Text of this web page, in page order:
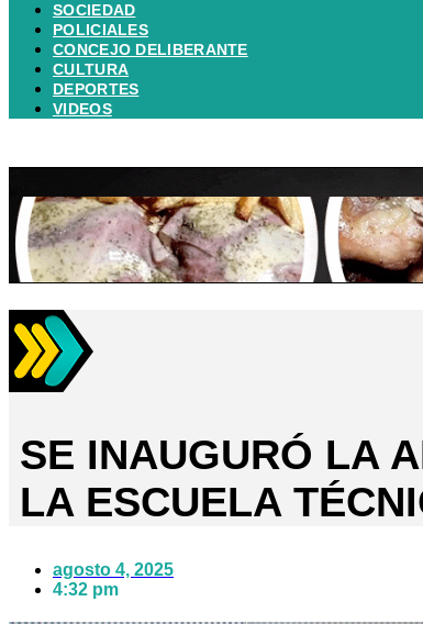
SOCIEDAD
POLICIALES
CONCEJO DELIBERANTE
CULTURA
DEPORTES
VIDEOS
SE INAUGURÓ LA
LA ESCUELA
agosto 4, 2025
4:32 pm